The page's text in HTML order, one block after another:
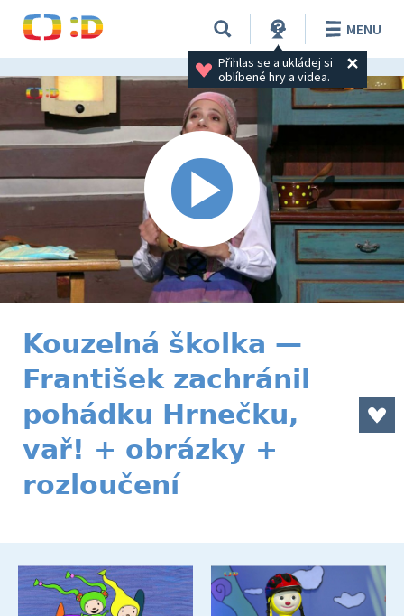
Přihlas se a ukládej si
oblíbené hry a videa.
MENU
Kouzelná školka —
František zachránil
pohádku Hrnečku,
vař! + obrázky +
rozloučení